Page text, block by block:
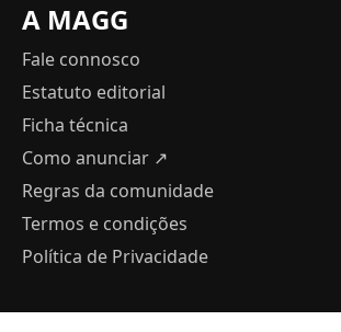
A MAGG
Fale connosco
Estatuto editorial
Ficha técnica
Como anunciar ↗
Regras da comunidade
Termos e condições
Política de Privacidade